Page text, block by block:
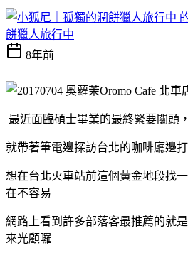
餅獵人旅行中
8年前
最近面臨碩士畢業的最終緊要關頭
就帶著筆電邊探訪台北的咖啡廳邊
想在台北火車站前這個黃金地段找
在不容易
網路上看到許多部落客最推薦的就
來光顧囉